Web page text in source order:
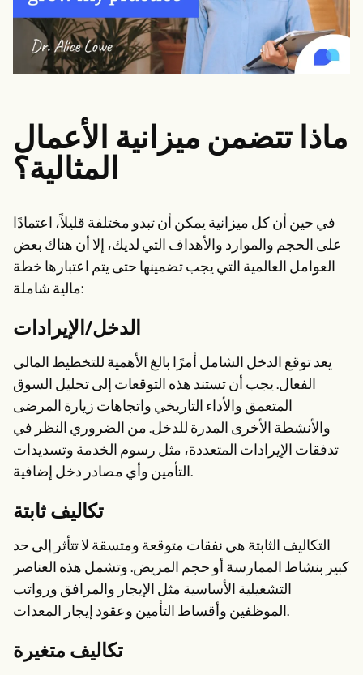
ماذا تتضمن ميزانية الأعمال
المثالية؟
في حين أن كل ميزانية يمكن أن تبدو مختلفة قليلاً، اعتمادًا
على الحجم والموارد والأهداف التي لديك، إلا أن هناك بعض
العوامل العالمية التي يجب تضمينها حتى يتم اعتبارها خطة
مالية شاملة:
الدخل/الإيرادات
يعد توقع الدخل الشامل أمرًا بالغ الأهمية للتخطيط المالي
الفعال. يجب أن تستند هذه التوقعات إلى تحليل السوق
المتعمق والأداء التاريخي واتجاهات زيارة المرضى
والأنشطة الأخرى المدرة للدخل. من الضروري النظر في
تدفقات الإيرادات المتعددة، مثل رسوم الخدمة وتسديدات
التأمين وأي مصادر دخل إضافية.
تكاليف ثابتة
التكاليف الثابتة هي نفقات متوقعة ومتسقة لا تتأثر إلى حد
كبير بنشاط الممارسة أو حجم المريض. وتشمل هذه العناصر
التشغيلية الأساسية مثل الإيجار والمرافق ورواتب
الموظفين وأقساط التأمين وعقود إيجار المعدات.
تكاليف متغيرة